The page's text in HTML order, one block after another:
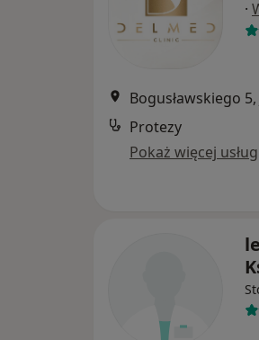
·
Bogusławskiego
Protezy
Pokaż więcej usług